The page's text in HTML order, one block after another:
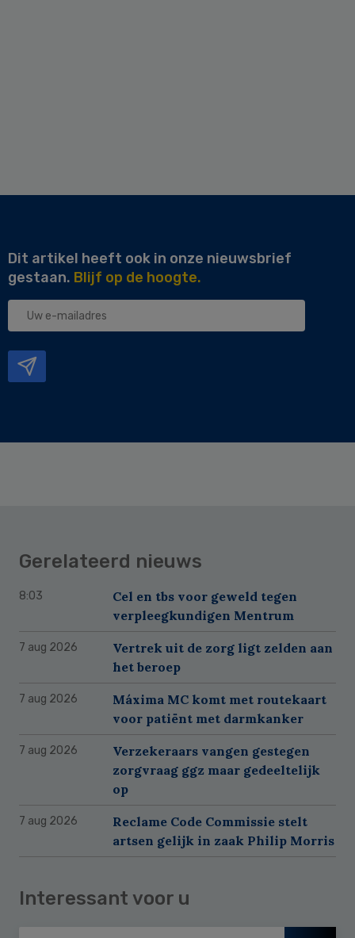
Dit artikel heeft ook in onze nieuwsbrief
gestaan. Blijf op de hoogte.
Uw
Gerelateerd nieuws
8:03
Cel en tbs voor geweld tegen
verpleegkundigen Mentrum
7 aug 2026
Vertrek uit de zorg ligt zelden aan
het beroep
7 aug 2026
Máxima MC komt met routekaart
voor patiënt met darmkanker
7 aug 2026
Verzekeraars vangen gestegen
zorgvraag ggz maar gedeeltelijk
op
7 aug 2026
Reclame Code Commissie stelt
artsen gelijk in zaak Philip Morris
Interessant voor u